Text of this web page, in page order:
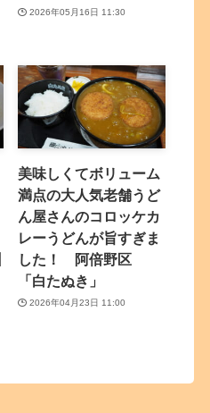
2026年05月16日 11:30
美味しくてボリューム
満点の大人気老舗うど
ん屋さんのコロッケカ
レーうどんが旨すぎま
した！ 阿倍野区
「白たぬき」
2026年04月23日 11:00